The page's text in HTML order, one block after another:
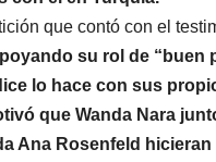
que contó con el
su rol de “buen
lo hace con sus
que Wanda Nara
Ana Rosenfeld hicieran